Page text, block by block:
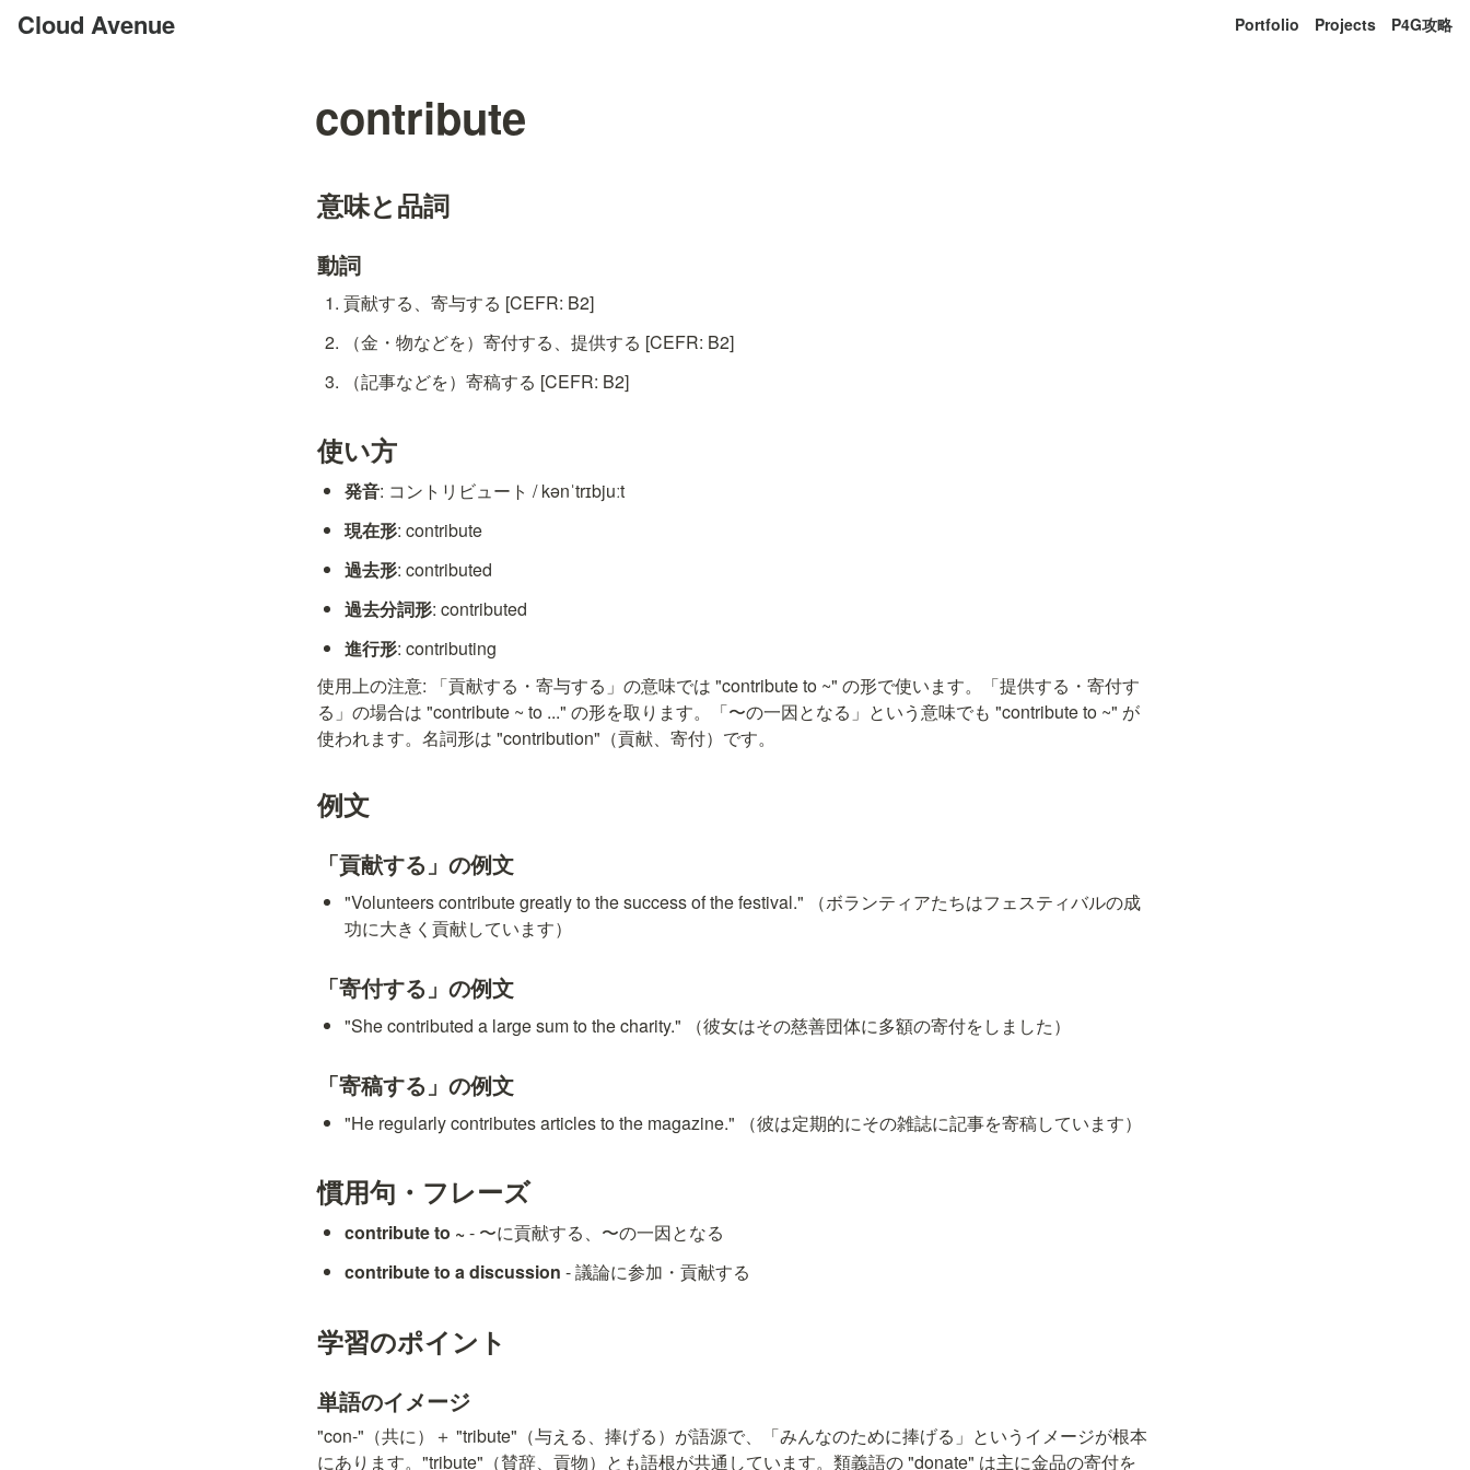
Cloud Avenue Portfolio Projects P4G攻略
contribute
意味と品詞
動詞
貢献する、寄与する [CEFR: B2]
（金・物などを）寄付する、提供する [CEFR: B2]
（記事などを）寄稿する [CEFR: B2]
使い方
発音: コントリビュート / kənˈtrɪbjuːt
現在形: contribute
過去形: contributed
過去分詞形: contributed
進行形: contributing
使用上の注意: 「貢献する・寄与する」の意味では "contribute to ~" の形で使います。「提供する・寄付す
る」の場合は "contribute ~ to ..." の形を取ります。「〜の一因となる」という意味でも "contribute to ~" が
使われます。名詞形は "contribution"（貢献、寄付）です。
例文
「貢献する」の例文
"Volunteers contribute greatly to the success of the festival." （ボランティアたちはフェスティバルの成
功に大きく貢献しています）
「寄付する」の例文
"She contributed a large sum to the charity." （彼女はその慈善団体に多額の寄付をしました）
「寄稿する」の例文
"He regularly contributes articles to the magazine." （彼は定期的にその雑誌に記事を寄稿しています）
慣用句・フレーズ
contribute to ~ - 〜に貢献する、〜の一因となる
contribute to a discussion - 議論に参加・貢献する
学習のポイント
単語のイメージ
"con-"（共に）＋ "tribute"（与える、捧げる）が語源で、「みんなのために捧げる」というイメージが根本
にあります。"tribute"（賛辞、貢物）とも語根が共通しています。類義語の "donate" は主に金品の寄付を